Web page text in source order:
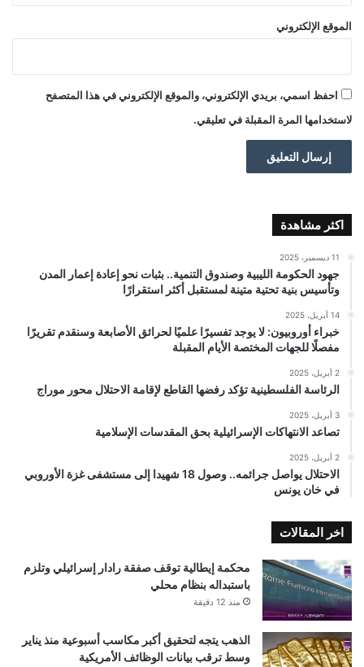
الموقع الإلكتروني
احفظ اسمي، بريدي الإلكتروني، والموقع الإلكتروني في هذا المتصفح
لاستخدامها المرة المقبلة في تعليقي.
اكثر مشاهدة
11 ديسمبر، 2025
جهود الحكومة الليبية وصندوق التنمية.. بثبات نحو إعادة إعمار المدن
وتأسيس بنية تحتية متينة لمستقبل أكثر استقرارًا
14 أبريل، 2025
خبراء أوروبيون: لا يوجد تفسيرًا علميًا لحرائق الأصابعة وسنقدم تقريرًا
مفصلًا للجهات المختصة الأيام المقبلة
2 أبريل، 2025
الرئاسة الفلسطينية تؤكد رفضها القاطع لإقامة الاحتلال محور موراج
3 أبريل، 2025
تصاعد الانتهاكات الإسرائيلية بحق المقدسات الإسلامية
2 أبريل، 2025
الاحتلال يواصل جرائمه.. وصول 18 شهيدا إلى مستشفى غزة الأوروبي
في خان يونس
اخر المقالات
محكمة إيطالية توقف صفقة رادار إسرائيلي وتلزم
باستبداله بنظام محلي
منذ 12 دقيقة
الذهب يتجه لتحقيق أكبر مكاسب أسبوعية منذ يناير
وسط ترقب بيانات الوظائف الأمريكية